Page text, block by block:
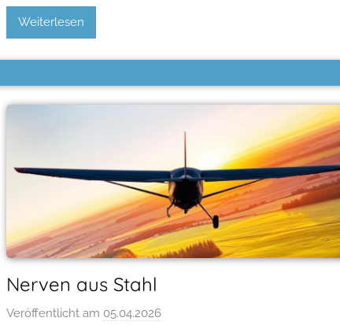
Weiterlesen
Nerven aus Stahl
Veröffentlicht am 05.04.2026